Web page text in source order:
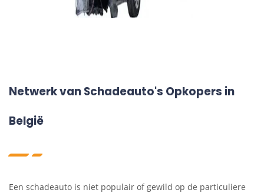
Netwerk van Schadeauto's Opkopers in
België
Een schadeauto is niet populair of gewild op de particuliere